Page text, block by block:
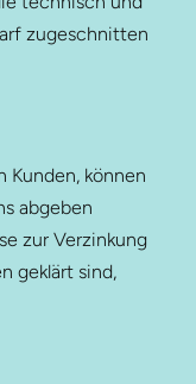
zugeschnitten
Kunden, können
abgeben
zur Verzinkung
geklärt sind,